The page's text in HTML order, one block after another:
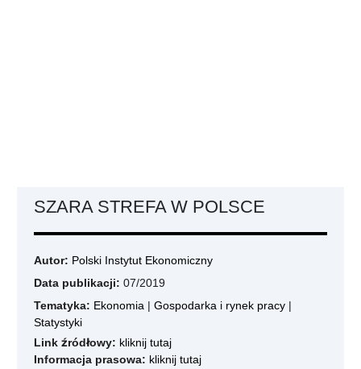
SZARA STREFA W POLSCE
Autor: Polski Instytut Ekonomiczny
Data publikacji: 07/2019
Tematyka: Ekonomia | Gospodarka i rynek pracy |
Statystyki
Link źródłowy: kliknij tutaj
Informacja prasowa: kliknij tutaj